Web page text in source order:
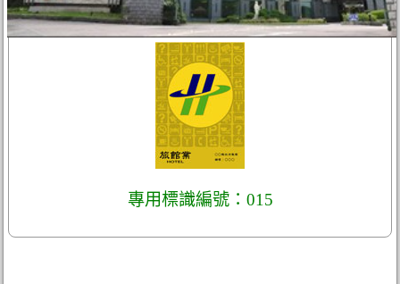
專用標識編號：015